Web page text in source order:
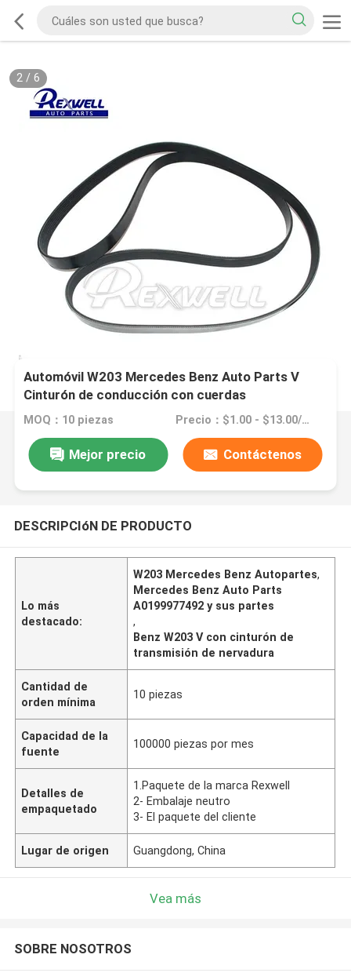
2/ 6
Automóvil W203 Mercedes Benz Auto Parts V
Cinturón de conducción con cuerdas
A0199977492
MOQ：10 piezas Precio：$1.00 - $13.00/pieces
Mejor precio Contáctenos
DESCRIPCIóN DE PRODUCTO
Lo más
destacado:
W203 Mercedes Benz Autopartes,
Mercedes Benz Auto Parts
A0199977492 y sus partes
,
Benz W203 V con cinturón de
transmisión de nervadura
Cantidad de
orden mínima
10 piezas
Capacidad de la
fuente
100000 piezas por mes
Detalles de
empaquetado
1.Paquete de la marca Rexwell
2- Embalaje neutro
3- El paquete del cliente
Lugar de origen Guangdong, China
Vea más
SOBRE NOSOTROS